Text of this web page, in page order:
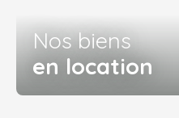
Nos biens
en location